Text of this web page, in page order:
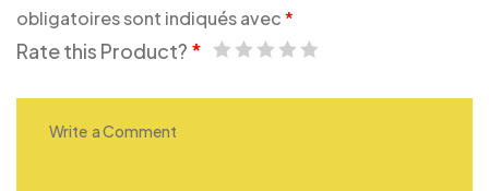
obligatoires sont indiqués avec*
Rate this Product? *